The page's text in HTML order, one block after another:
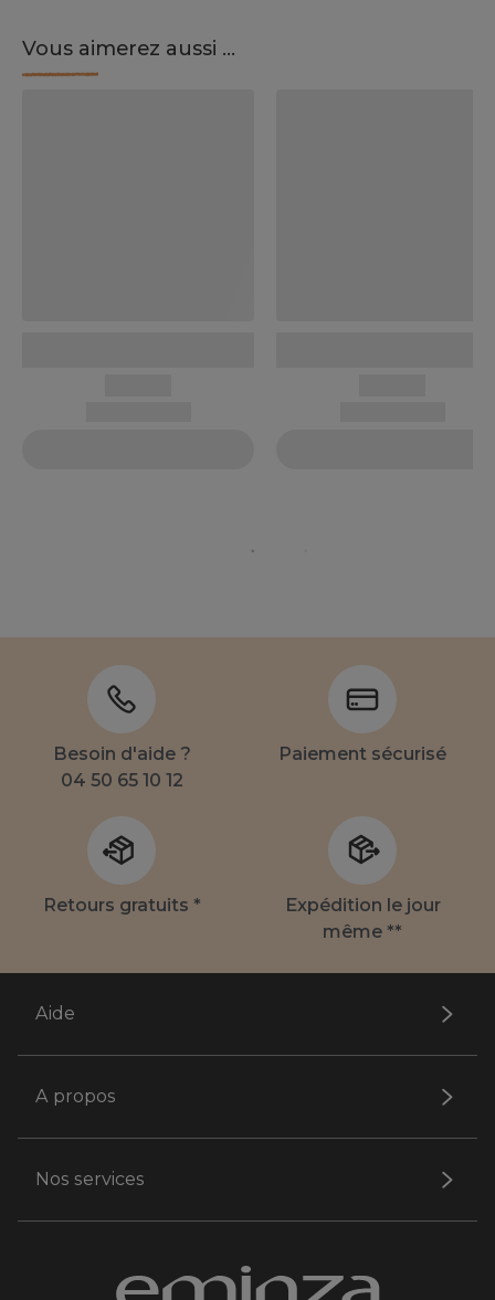
Vous aimerez aussi ...
Besoin d'aide ?
04 50 65 10 12
Paiement sécurisé
Retours gratuits *
Expédition le jour
même **
Aide
A propos
Nos services